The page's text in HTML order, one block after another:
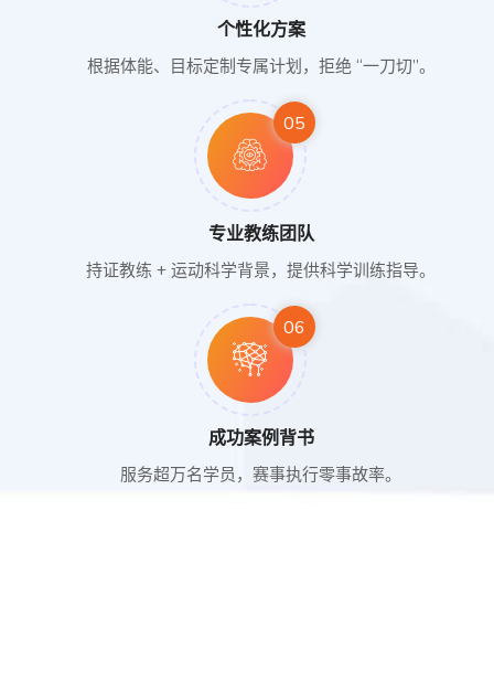
个性化方案
根据体能、目标定制专属计划，拒绝 “一刀切”。
05
专业教练团队
持证教练 + 运动科学背景，提供科学训练指导。
06
成功案例背书
服务超万名学员，赛事执行零事故率。